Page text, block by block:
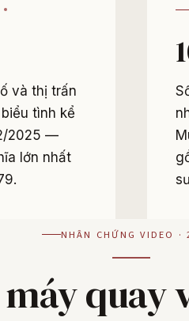
và thị trấn
tình kể
2025 —
lớn nhất
NHÂN CHỨNG VIDEO ·
quay